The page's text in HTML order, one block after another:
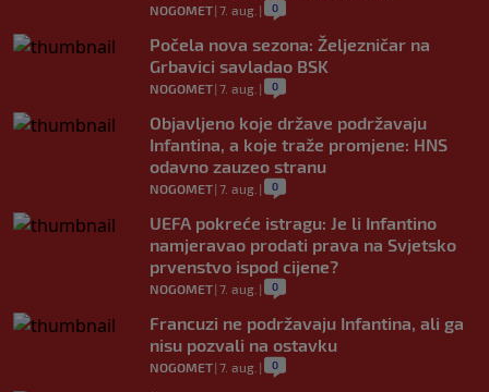
NOGOMET| 7. aug. | 0
Počela nova sezona: Željezničar na
Grbavici savladao BSK
NOGOMET| 7. aug. | 0
Objavljeno koje države podržavaju
Infantina, a koje traže promjene: HNS
odavno zauzeo stranu
NOGOMET| 7. aug. | 0
UEFA pokreće istragu: Je li Infantino
namjeravao prodati prava na Svjetsko
prvenstvo ispod cijene?
NOGOMET| 7. aug. | 0
Francuzi ne podržavaju Infantina, ali ga
nisu pozvali na ostavku
NOGOMET| 7. aug. | 0